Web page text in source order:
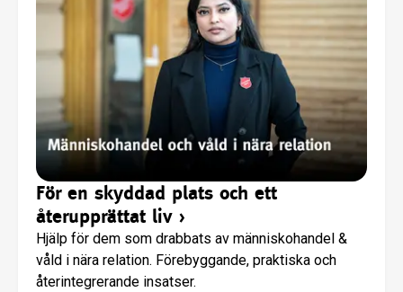
För en skyddad plats och ett
återupprättat liv ›
Hjälp för dem som drabbats av människohandel &
våld i nära relation. Förebyggande, praktiska och
återintegrerande insatser.